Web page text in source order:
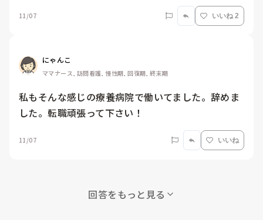
11/07 いいね 2
にゃんこ
ママナース, 訪問看護, 慢性期, 回復期, 終末期
私もそんな感じの療養病院で働いてました。辞めま
した。転職頑張って下さい！
11/07 いいね
回答をもっと見る